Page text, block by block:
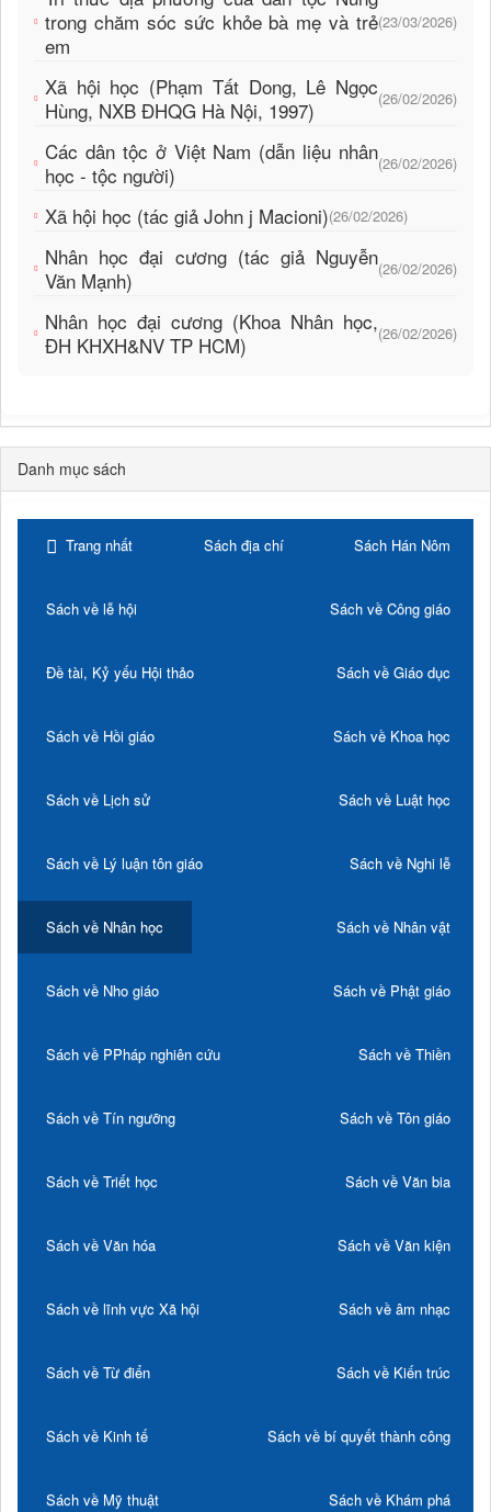
trong chăm sóc sức khỏe bà mẹ và trẻ
em
(23/03/2026)
Xã hội học (Phạm Tất Dong, Lê Ngọc
Hùng, NXB ĐHQG Hà Nội, 1997)
(26/02/2026)
Các dân tộc ở Việt Nam (dẫn liệu nhân
học - tộc người)
(26/02/2026)
Xã hội học (tác giả John j Macioni)(26/02/2026)
Nhân học đại cương (tác giả Nguyễn
Văn Mạnh)
(26/02/2026)
Nhân học đại cương (Khoa Nhân học,
ĐH KHXH&NV TP HCM)
(26/02/2026)
Danh mục sách
Trang nhất Sách địa chí Sách Hán Nôm
Sách về lễ hội Sách về Công giáo
Đề tài, Kỷ yếu Hội thảo Sách về Giáo dục
Sách về Hồi giáo Sách về Khoa học
Sách về Lịch sử Sách về Luật học
Sách về Lý luận tôn giáo Sách về Nghi lễ
Sách về Nhân học Sách về Nhân vật
Sách về Nho giáo Sách về Phật giáo
Sách về PPháp nghiên cứu Sách về Thiền
Sách về Tín ngưỡng Sách về Tôn giáo
Sách về Triết học Sách về Văn bia
Sách về Văn hóa Sách về Văn kiện
Sách về lĩnh vực Xã hội Sách về âm nhạc
Sách về Từ điển Sách về Kiến trúc
Sách về Kinh tế Sách về bí quyết thành công
Sách về Mỹ thuật Sách về Khám phá